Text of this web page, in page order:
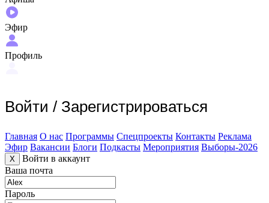
Эфир
Профиль
Войти / Зарегистрироваться
Главная О нас Программы Спецпроекты Контакты Реклама
Эфир Вакансии Блоги Подкасты Мероприятия Выборы-2026
X
Войти в аккаунт
Ваша почта
Пароль